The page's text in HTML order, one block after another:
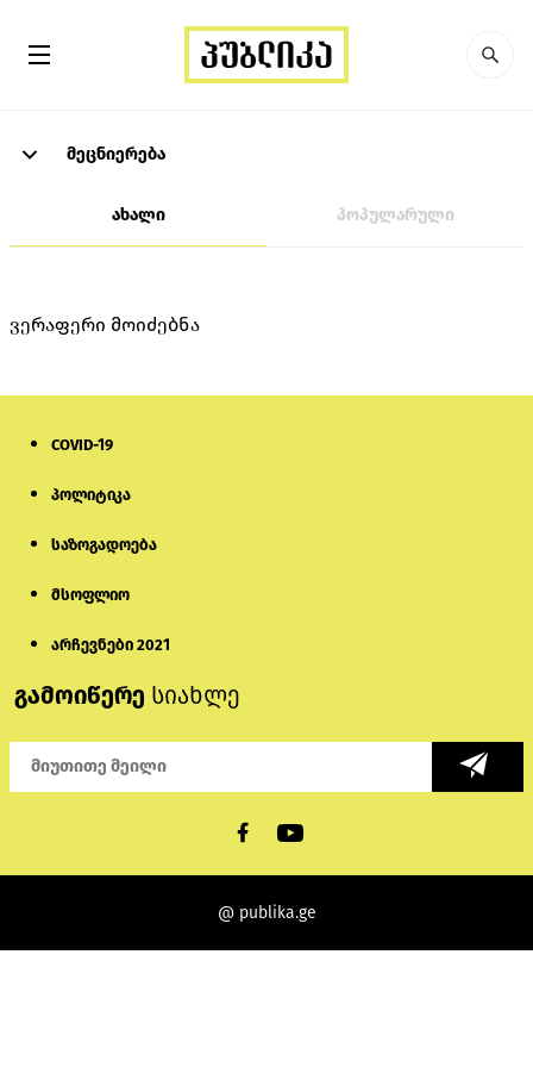
მეცნიერება
ახალი პოპულარული
ვერაფერი მოიძებნა
COVID-19
პოლიტიკა
საზოგადოება
მსოფლიო
არჩევნები 2021
გამოიწერე სიახლე
@ publika.ge